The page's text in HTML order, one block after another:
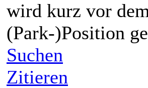
wird kurz vor
(Park-)Position
Suchen
Zitieren